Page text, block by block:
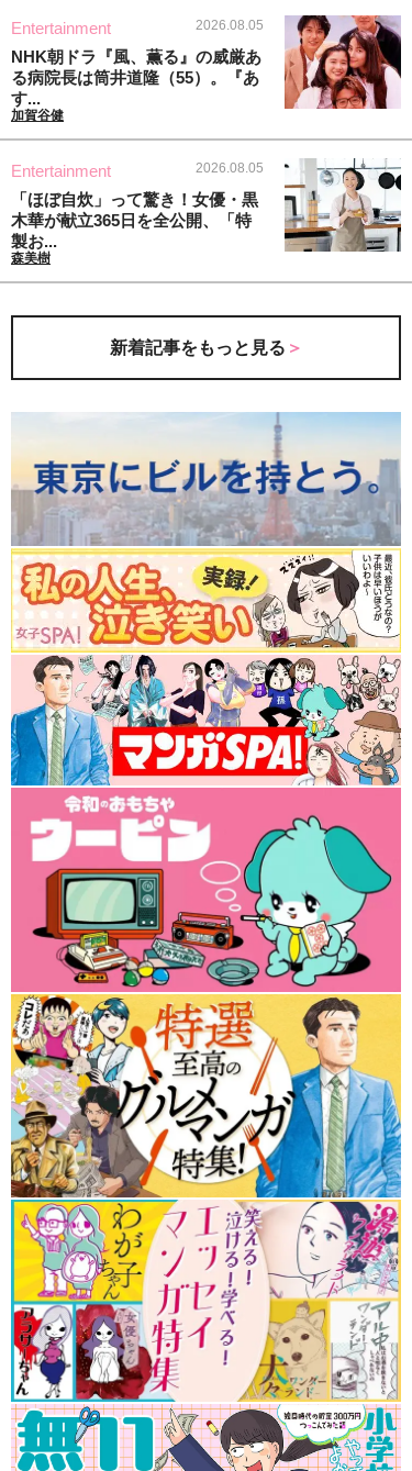
Entertainment 2026.08.05
NHK朝ドラ『風、薫る』の威厳あ
る病院長は筒井道隆（55）。『あ
す...
加賀谷健
Entertainment 2026.08.05
「ほぼ自炊」って驚き！女優・黒
木華が献立365日を全公開、「特
製お...
森美樹
新着記事をもっと見る